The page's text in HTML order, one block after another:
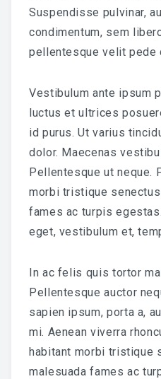
Suspendisse pulvinar,
condimentum, sem
pellentesque velit pede
Vestibulum ante ipsum
luctus et ultrices
id purus. Ut varius
dolor. Maecenas
Pellentesque ut neque.
morbi tristique
fames ac turpis
eget, vestibulum et,
In ac felis quis tortor
Pellentesque auctor
sapien ipsum, porta a,
mi. Aenean viverra
habitant morbi tristique
malesuada fames ac